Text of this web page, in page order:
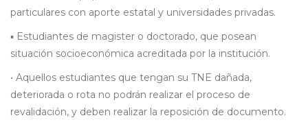
particulares con aporte estatal y universidades privadas.
▪ Estudiantes de magister o doctorado, que posean
situación socioeconómica acreditada por la institución.
• Aquellos estudiantes que tengan su TNE dañada,
deteriorada o rota no podrán realizar el proceso de
revalidación, y deben realizar la reposición de documento.